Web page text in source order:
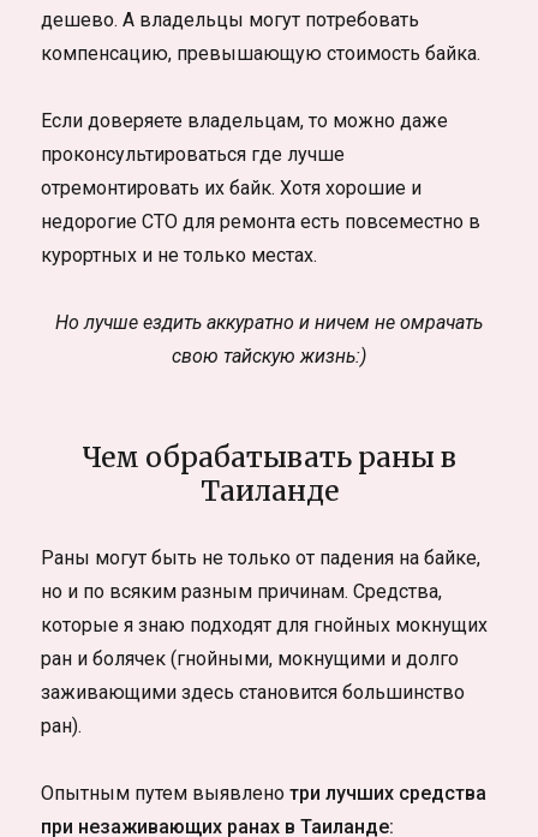
дешево. А владельцы могут потребовать
компенсацию, превышающую стоимость байка.
Если доверяете владельцам, то можно даже
проконсультироваться где лучше
отремонтировать их байк. Хотя хорошие и
недорогие СТО для ремонта есть повсеместно в
курортных и не только местах.
Но лучше ездить аккуратно и ничем не омрачать
свою тайскую жизнь:)
Чем обрабатывать раны в
Таиланде
Раны могут быть не только от падения на байке,
но и по всяким разным причинам. Средства,
которые я знаю подходят для гнойных мокнущих
ран и болячек (гнойными, мокнущими и долго
заживающими здесь становится большинство
ран).
Опытным путем выявленотри лучших средства
при незаживающих ранах в Таиланде: